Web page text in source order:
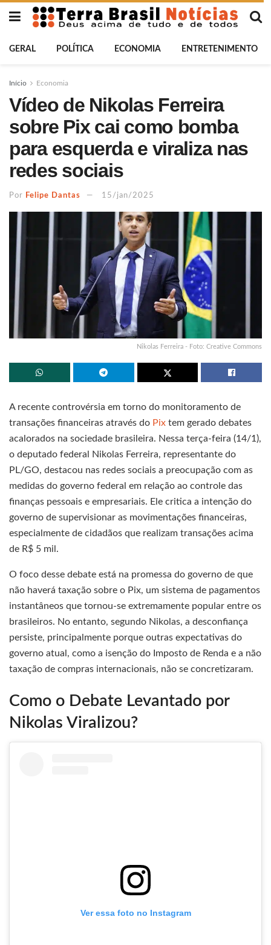
GERAL POLÍTICA ECONOMIA ENTRETENIMENTO
Início Economia
Vídeo de Nikolas Ferreira
sobre Pix cai como bomba
para esquerda e viraliza nas
redes sociais
Por Felipe Dantas 15/jan/2025
Nikolas Ferreira - Foto: Creative Commons
A recente controvérsia em torno do monitoramento de
transações financeiras através do Pix tem gerado debates
acalorados na sociedade brasileira. Nessa terça-feira (14/1),
o deputado federal Nikolas Ferreira, representante do
PL/GO, destacou nas redes sociais a preocupação com as
medidas do governo federal em relação ao controle das
finanças pessoais e empresariais. Ele critica a intenção do
governo de supervisionar as movimentações financeiras,
especialmente de cidadãos que realizam transações acima
de R$ 5 mil.
O foco desse debate está na promessa do governo de que
não haverá taxação sobre o Pix, um sistema de pagamentos
instantâneos que tornou-se extremamente popular entre os
brasileiros. No entanto, segundo Nikolas, a desconfiança
persiste, principalmente porque outras expectativas do
governo atual, como a isenção do Imposto de Renda e a não
taxação de compras internacionais, não se concretizaram.
Como o Debate Levantado por
Nikolas Viralizou?
Ver essa foto no Instagram